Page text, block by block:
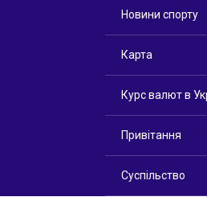
Новини спорту
Карта
Курс валют в
Привітання
Суспільство